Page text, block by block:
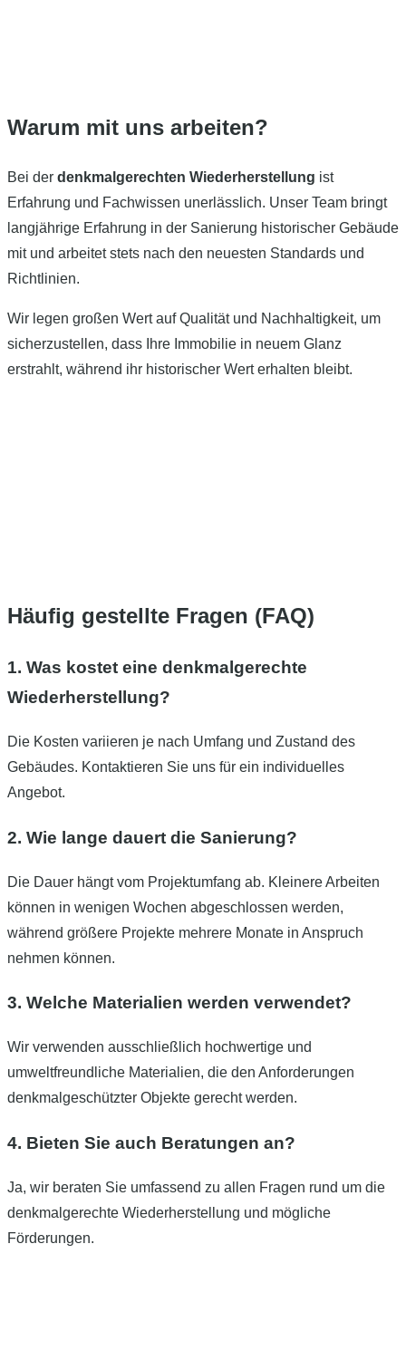
Warum mit uns arbeiten?
Bei der denkmalgerechten Wiederherstellung ist
Erfahrung und Fachwissen unerlässlich. Unser Team bringt
langjährige Erfahrung in der Sanierung historischer Gebäude
mit und arbeitet stets nach den neuesten Standards und
Richtlinien.
Wir legen großen Wert auf Qualität und Nachhaltigkeit, um
sicherzustellen, dass Ihre Immobilie in neuem Glanz
erstrahlt, während ihr historischer Wert erhalten bleibt.
Häufig gestellte Fragen (FAQ)
1. Was kostet eine denkmalgerechte
Wiederherstellung?
Die Kosten variieren je nach Umfang und Zustand des
Gebäudes. Kontaktieren Sie uns für ein individuelles
Angebot.
2. Wie lange dauert die Sanierung?
Die Dauer hängt vom Projektumfang ab. Kleinere Arbeiten
können in wenigen Wochen abgeschlossen werden,
während größere Projekte mehrere Monate in Anspruch
nehmen können.
3. Welche Materialien werden verwendet?
Wir verwenden ausschließlich hochwertige und
umweltfreundliche Materialien, die den Anforderungen
denkmalgeschützter Objekte gerecht werden.
4. Bieten Sie auch Beratungen an?
Ja, wir beraten Sie umfassend zu allen Fragen rund um die
denkmalgerechte Wiederherstellung und mögliche
Förderungen.